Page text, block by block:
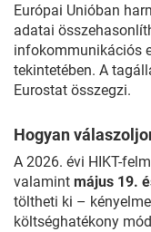
Európai Unióban
adatai
infokommunikációs
tekintetében. A
Eurostat összegzi.
Hogyan
A 2026. évi HIKT-
valamint május 19.
töltheti ki –
költséghatékony